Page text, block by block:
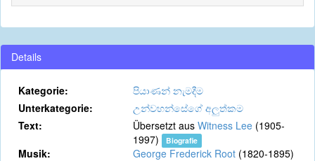
Details
Kategorie:
පියාණන් නැමදීම
Unterkategorie:
උන්වහන්සේගේ අලුත්කම
Text:
Übersetzt aus Witness Lee (1905-
1997)
Biografie
Musik: George Frederick Root (1820-1895)